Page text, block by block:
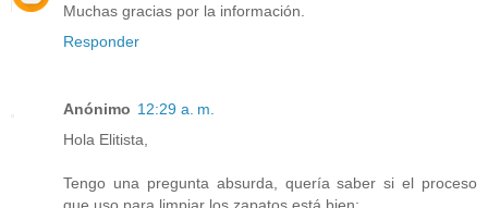
Muchas gracias por la información.
Responder
Anónimo 12:29 a. m.
Hola Elitista,
Tengo una pregunta absurda, quería saber si el proceso